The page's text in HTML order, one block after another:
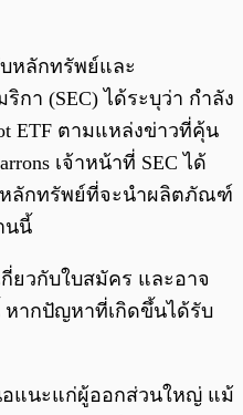
หลักทรัพย์และ
กา (SEC) ได้ระบุว่า กำลัง
ETF ตามแหล่งข่าวที่คุ้น
เจ้าหน้าที่ SEC ได้
ลักทรัพย์ที่จะนำผลิตภัณฑ์
นนี้
ยวกับใบสมัคร และอาจ
ากปัญหาที่เกิดขึ้นได้รับ
อแนะแก่ผู้ออกส่วนใหญ่ แม้